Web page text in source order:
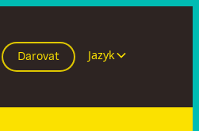
Darovat Jazyk